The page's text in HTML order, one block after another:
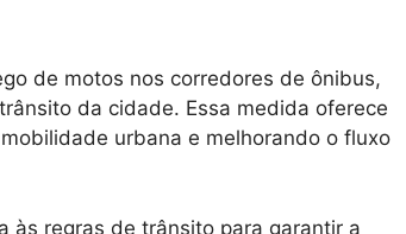
de motos nos corredores de ônibus,
da cidade. Essa medida oferece
urbana e melhorando o fluxo
às regras de trânsito para garantir a